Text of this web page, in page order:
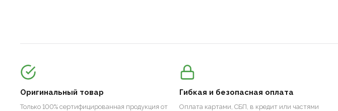
Оригинальный товар
Только 100% сертифицированная продукция от
Гибкая и безопасная оплата
Оплата картами, СБП, в кредит или частями